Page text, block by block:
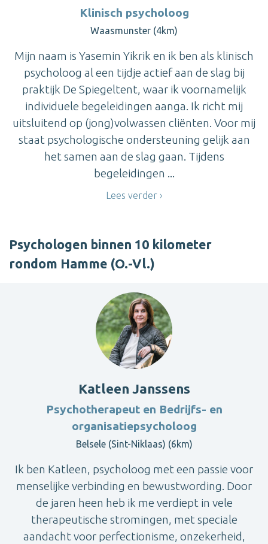
Klinisch psycholoog
Waasmunster (4km)
Mijn naam is Yasemin Yikrik en ik ben als klinisch
psycholoog al een tijdje actief aan de slag bij
praktijk De Spiegeltent, waar ik voornamelijk
individuele begeleidingen aanga. Ik richt mij
uitsluitend op (jong)volwassen cliënten. Voor mij
staat psychologische ondersteuning gelijk aan
het samen aan de slag gaan. Tijdens
begeleidingen ...
Lees verder
Psychologen binnen 10 kilometer
rondom Hamme (O.-Vl.)
Katleen Janssens
Psychotherapeut en Bedrijfs- en
organisatiepsycholoog
Belsele (Sint-Niklaas) (6km)
Ik ben Katleen, psycholoog met een passie voor
menselijke verbinding en bewustwording. Door
de jaren heen heb ik me verdiept in vele
therapeutische stromingen, met speciale
aandacht voor perfectionisme, onzekerheid,